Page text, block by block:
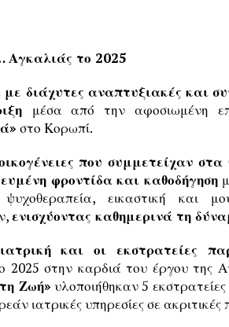
Αγκαλιάς το 2025
διάχυτες αναπτυξιακές και
μέσα από την αφοσιωμένη
στο Κορωπί.
που συμμετείχαν
φροντίδα και καθοδήγηση
ψυχοθεραπεία, εικαστική και
ενισχύοντας καθημερινά τη
και οι εκστρατείες
2025 στην καρδιά του έργου
Ζωή» υλοποιήθηκαν 5
ιατρικές υπηρεσίες σε ακριτικές